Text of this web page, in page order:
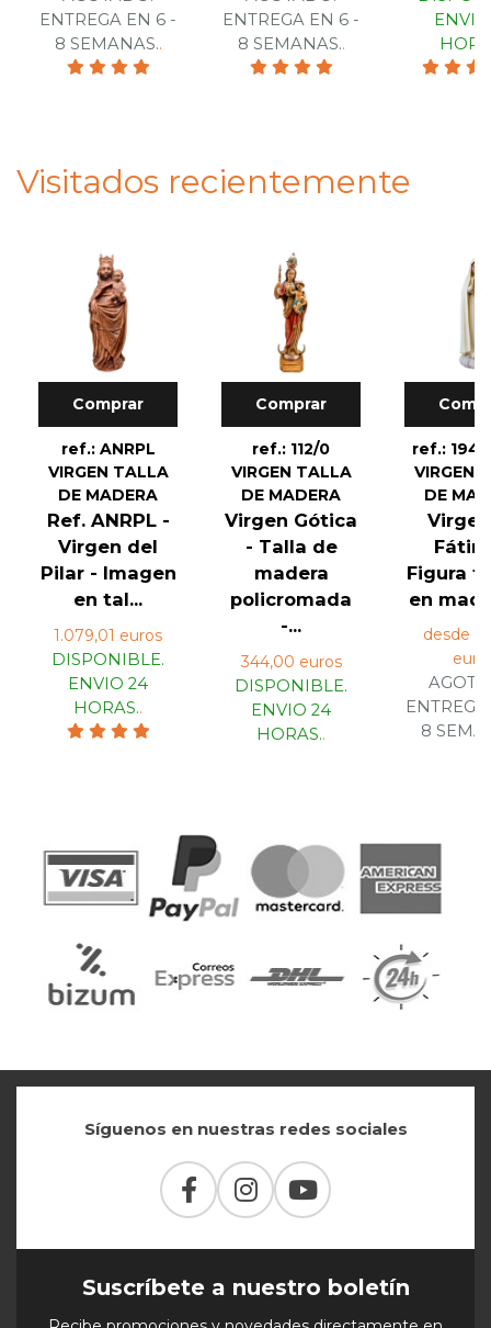
ENTREGA EN 6 -
8 SEMANAS..
ENTREGA EN 6 -
8 SEMANAS..
Visitados recientemente
Comprar
ref.: ANRPL
VIRGEN TALLA
DE MADERA
Ref. ANRPL -
Virgen del
Pilar - Imagen
en tal...
1.079,01 euros
DISPONIBLE.
ENVIO 24
HORAS..
Comprar
ref.: 112/0
VIRGEN TALLA
DE MADERA
Virgen Gótica
- Talla de
madera
policromada
-...
344,00 euros
DISPONIBLE.
ENVIO 24
HORAS..
ref.:
VIRGEN
DE
Figura
en
desde
8
Síguenos en nuestras redes sociales
Suscríbete a nuestro boletín